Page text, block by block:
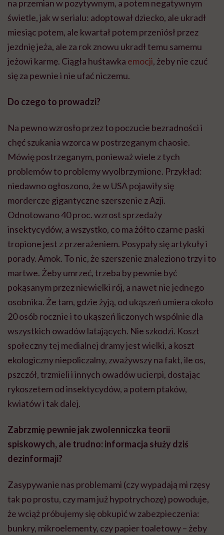
na przemian w pozytywnym, a potem negatywnym
świetle, jak w serialu: adoptował dziecko, ale ukradł
miesiąc potem, ale kwartał potem przeniósł przez
jezdnię jeża, ale za rok znowu ukradł temu samemu
jeżowi karmę. Ciągła huśtawka emocji, żeby nie czuć
się za pewnie i nie ufać niczemu.
Do czego to prowadzi?
Na pewno wzrosło przez to poczucie bezradności i
chęć szukania wzorca w postrzeganym chaosie.
Mówię postrzeganym, ponieważ wiele z tych
problemów to problemy wyolbrzymione. Przykład:
niedawno ogłoszono, że w USA pojawiły się
mordercze gigantyczne szerszenie z Azji.
Odnotowano 40 proc. wzrost sprzedaży
insektycydów, a wszystko, co ma żółto czarne paski
tropione jest z przerażeniem. Posypały się artykuły i
porady. Amok. To nic, że szerszenie znaleziono trzy i to
martwe. Żeby umrzeć, trzeba by pewnie być
pokąsanym przez niewielki rój, a nawet nie jednego
osobnika. Że tam, gdzie żyją, od ukąszeń umiera około
20 osób rocznie i to ukąszeń liczonych wspólnie dla
wszystkich owadów latających. Nie szkodzi. Koszt
społeczny tej medialnej dramy jest wielki, a koszt
ekologiczny niepoliczalny, zważywszy na fakt, ile os,
pszczół, trzmieli i innych owadów ucierpi, dostając
rykoszetem od insektycydów, a potem ptaków,
kwiatów i tak dalej.
Zabrzmię pewnie jak zwolenniczka teorii
spiskowych, ale trudno: informacja służy dziś
dezinformaji?
Zasypywanie nas problemami (czy wypadają mi rzęsy
tak po prostu, czy mam już hypotrychozę) powoduje,
że wciąż próbujemy się obkupić w zabezpieczenia:
bunkry, mikroelementy, czy papier toaletowy – żeby